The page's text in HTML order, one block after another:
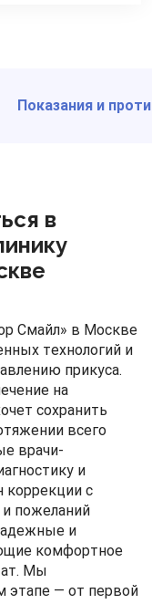
Показания и
в
Смайл» в Москве
технологий и
прикуса.
на
сохранить
всего
врачи-
и
коррекции с
и пожеланий
и
комфортное
Мы
этапе — от первой